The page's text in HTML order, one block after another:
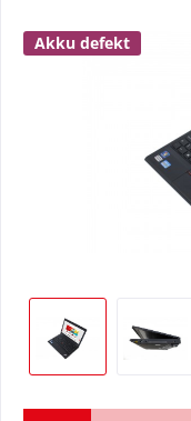
Akku defekt